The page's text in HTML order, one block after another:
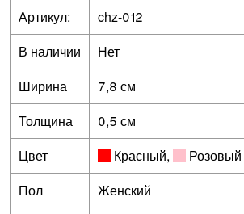
Артикул:
chz-012
В наличии
Нет
Ширина
7,8 см
Толщина
0,5 см
Цвет
Красный,
Розовый
Пол
Женский